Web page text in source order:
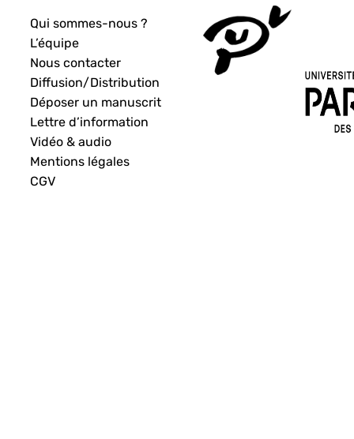
Qui sommes-nous ?
L’équipe
Nous contacter
Diffusion/Distribution
Déposer un manuscrit
Lettre d’information
Vidéo & audio
Mentions légales
CGV